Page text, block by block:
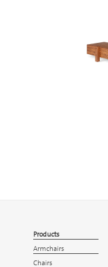
Products
Armchairs
Chairs